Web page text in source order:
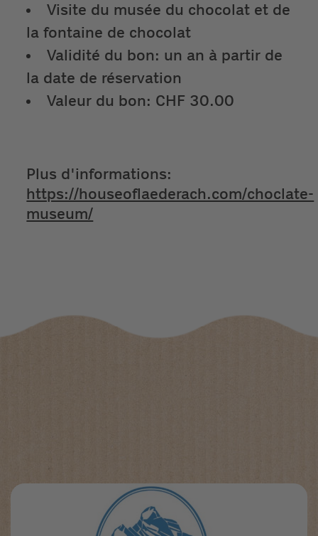
Visite du musée du chocolat et de
la fontaine de chocolat
Validité du bon: un an à partir de
la date de réservation
Valeur du bon: CHF 30.00
Plus d'informations:
https://houseoflaederach.com/choclate-
museum/